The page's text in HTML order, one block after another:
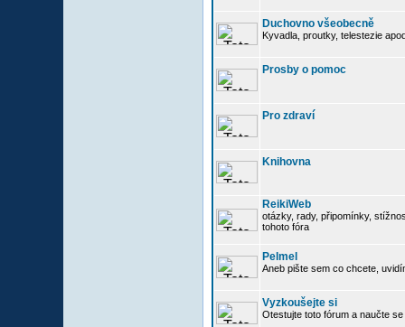
Duchovno všeobecně
Kyvadla, proutky, telestezie
Prosby o pomoc
Pro zdraví
Knihovna
ReikiWeb
otázky, rady, připomínky,
tohoto fóra
Pelmel
Aneb pište sem co chcete,
Vyzkoušejte si
Otestujte toto fórum a naučte